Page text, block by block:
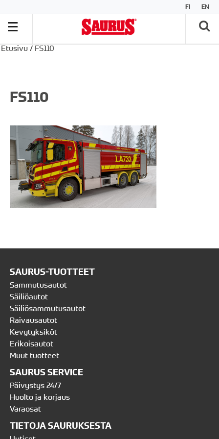
FI EN
Etusivu / FS110
FS110
SAURUS-TUOTTEET
Sammutusautot
Säiliöautot
Säiliösammutusautot
Raivausautot
Kevytyksiköt
Erikoisautot
Muut tuotteet
SAURUS SERVICE
Päivystys 24/7
Huolto ja korjaus
Varaosat
TIETOJA SAURUKSESTA